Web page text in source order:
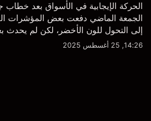
الحركة الإيجابية في الأسواق بعد
الجمعة الماضي دفعت بعض المؤشرات
إلى التحول للون الأخضر، لكن لم يحدث
النظرة الفنية سواء على الإطار اليومي أو
14:26, 25 أغسطس 2025